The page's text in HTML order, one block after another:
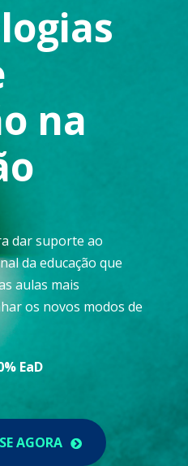
na
dar suporte ao
da educação que
aulas mais
os novos modos de
EaD
AGORA